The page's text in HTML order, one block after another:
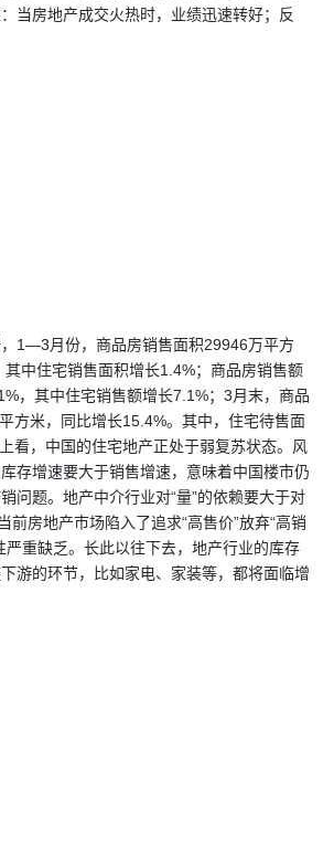
当房地产成交火热时，业绩迅速转好；反
1—3月份，商品房销售面积29946万平方
中住宅销售面积增长1.4%；商品房销售额
，其中住宅销售额增长7.1%；3月末，商品
方米，同比增长15.4%。其中，住宅待售面
看，中国的住宅地产正处于弱复苏状态。风
存增速要大于销售增速，意味着中国楼市仍
问题。地产中介行业对“量”的依赖要大于对
前房地产市场陷入了追求“高售价”放弃“高销
严重缺乏。长此以往下去，地产行业的库存
游的环节，比如家电、家装等，都将面临增